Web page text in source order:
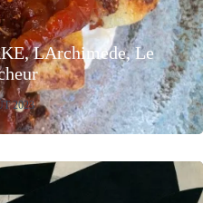
LArchimede, Le
2023